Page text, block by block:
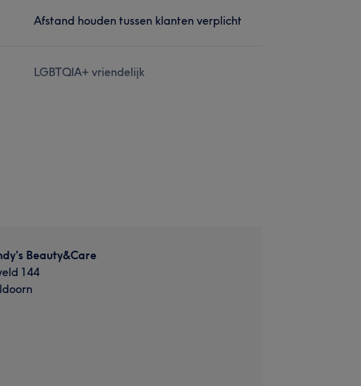
Afstand houden tussen klanten verplicht
LGBTQIA+ vriendelijk
Beauty&Care
144